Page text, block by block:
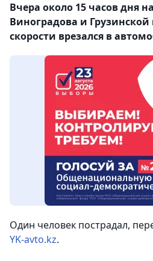
Вчера около 15 часов дня
Виноградова и
скорости врезался в
Один человек пострадал,
YK-avto.kz.